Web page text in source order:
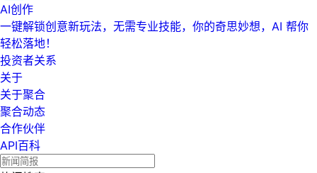
AI创作
一键解锁创意新玩法，无需专业技能，你的奇思妙想，AI 帮你
轻松落地！
投资者关系
关于
关于聚合
聚合动态
合作伙伴
API百科